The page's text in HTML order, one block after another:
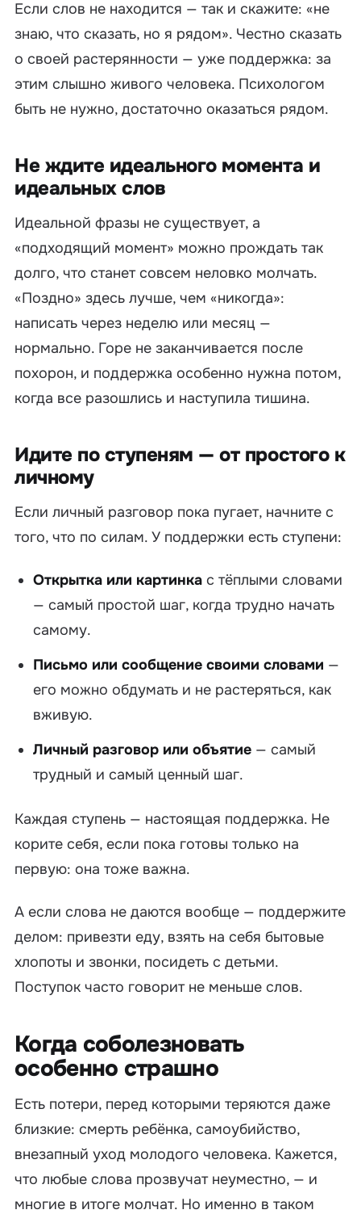
Если слов не находится — так и скажите: «не
знаю, что сказать, но я рядом». Честно сказать
о своей растерянности — уже поддержка: за
этим слышно живого человека. Психологом
быть не нужно, достаточно оказаться рядом.
Не ждите идеального момента и
идеальных слов
Идеальной фразы не существует, а
«подходящий момент» можно прождать так
долго, что станет совсем неловко молчать.
«Поздно» здесь лучше, чем «никогда»:
написать через неделю или месяц —
нормально. Горе не заканчивается после
похорон, и поддержка особенно нужна потом,
когда все разошлись и наступила тишина.
Идите по ступеням — от простого к
личному
Если личный разговор пока пугает, начните с
того, что по силам. У поддержки есть ступени:
Открытка или картинка с тёплыми словами
— самый простой шаг, когда трудно начать
самому.
Письмо или сообщение своими словами —
его можно обдумать и не растеряться, как
вживую.
Личный разговор или объятие — самый
трудный и самый ценный шаг.
Каждая ступень — настоящая поддержка. Не
корите себя, если пока готовы только на
первую: она тоже важна.
А если слова не даются вообще — поддержите
делом: привезти еду, взять на себя бытовые
хлопоты и звонки, посидеть с детьми.
Поступок часто говорит не меньше слов.
Когда соболезновать
особенно страшно
Есть потери, перед которыми теряются даже
близкие: смерть ребёнка, самоубийство,
внезапный уход молодого человека. Кажется,
что любые слова прозвучат неуместно, — и
многие в итоге молчат. Но именно в таком